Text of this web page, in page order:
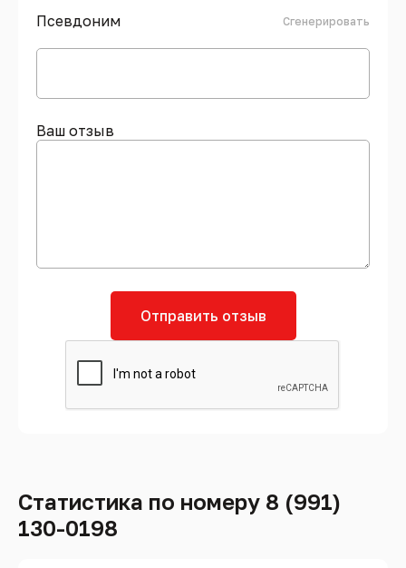
Псевдоним Сгенерировать
Ваш отзыв
Отправить отзыв
Статистика по номеру 8 (991)
130-0198